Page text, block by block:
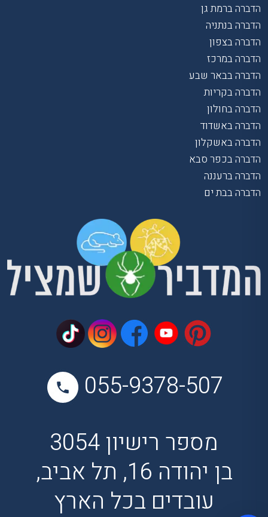
הדברה ברמת גן
הדברה בנתניה
הדברה בצפון
הדברה במרכז
הדברה בבאר שבע
הדברה בקריות
הדברה בחולון
הדברה באשדוד
הדברה באשקלון
הדברה בכפר סבא
הדברה ברעננה
הדברה בבת ים
055-9378-507
מספר רישיון 3054
בן יהודה 16, תל אביב,
עובדים בכל הארץ